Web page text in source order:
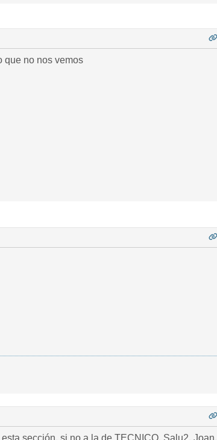
que no nos vemos
sección, si no a la de TECNICO. Salu2, Joan.